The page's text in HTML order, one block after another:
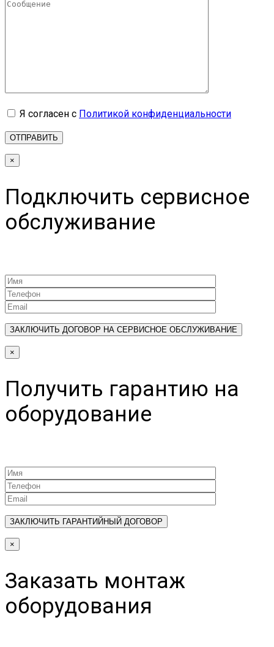
Я согласен с Политикой конфиденциальности
×
Подключить сервисное
обслуживание
×
Получить гарантию на
оборудование
×
Заказать монтаж
оборудования